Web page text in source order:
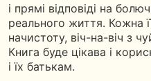
і прямі відповіді на
реального життя. Кожна
начистоту, віч-на-віч з
Книга буде цікава і
і їх батькам.